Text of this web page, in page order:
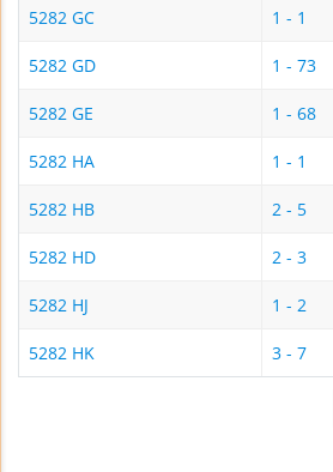
5282 GC 1 - 1
5282 GD 1 - 73
5282 GE 1 - 68
5282 HA 1 - 1
5282 HB 2 - 5
5282 HD 2 - 3
5282 HJ 1 - 2
5282 HK 3 - 7